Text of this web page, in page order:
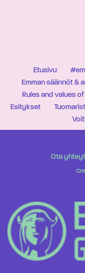
Etusivu
Emman säännöt &
Rules and values
Esitykset
Ota